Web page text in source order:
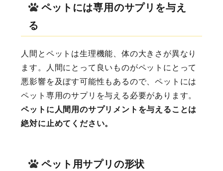
ット用品のOEM、ペットサプリのOEM製造を受託し
ペットには専用のサプリを与え
る
人間とペットは生理機能、体の大きさが異なり
ます。人間にとって良いものがペットにとって
悪影響を及ぼす可能性もあるので、ペットには
ペット専用のサプリを与える必要があります。
ペットに人間用のサプリメントを与えることは
絶対に止めてください。
ペット用サプリの形状